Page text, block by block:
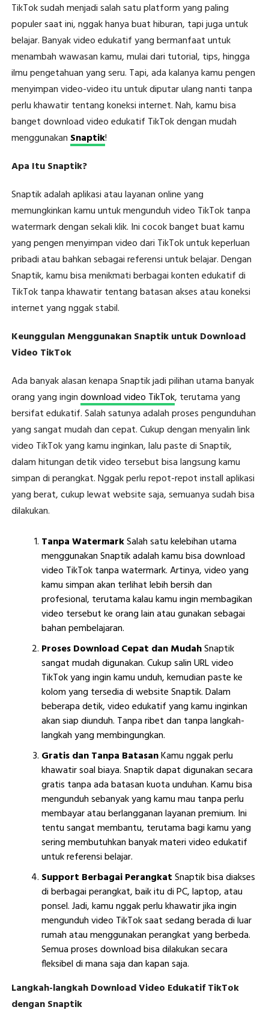
TikTok sudah menjadi salah satu platform yang paling
populer saat ini, nggak hanya buat hiburan, tapi juga untuk
belajar. Banyak video edukatif yang bermanfaat untuk
menambah wawasan kamu, mulai dari tutorial, tips, hingga
ilmu pengetahuan yang seru. Tapi, ada kalanya kamu pengen
menyimpan video-video itu untuk diputar ulang nanti tanpa
perlu khawatir tentang koneksi internet. Nah, kamu bisa
banget download video edukatif TikTok dengan mudah
menggunakan Snaptik!
Apa Itu Snaptik?
Snaptik adalah aplikasi atau layanan online yang
memungkinkan kamu untuk mengunduh video TikTok tanpa
watermark dengan sekali klik. Ini cocok banget buat kamu
yang pengen menyimpan video dari TikTok untuk keperluan
pribadi atau bahkan sebagai referensi untuk belajar. Dengan
Snaptik, kamu bisa menikmati berbagai konten edukatif di
TikTok tanpa khawatir tentang batasan akses atau koneksi
internet yang nggak stabil.
Keunggulan Menggunakan Snaptik untuk Download
Video TikTok
Ada banyak alasan kenapa Snaptik jadi pilihan utama banyak
orang yang ingindownload video TikTok, terutama yang
bersifat edukatif. Salah satunya adalah proses pengunduhan
yang sangat mudah dan cepat. Cukup dengan menyalin link
video TikTok yang kamu inginkan, lalu paste di Snaptik,
dalam hitungan detik video tersebut bisa langsung kamu
simpan di perangkat. Nggak perlu repot-repot install aplikasi
yang berat, cukup lewat website saja, semuanya sudah bisa
dilakukan.
Tanpa WatermarkSalah satu kelebihan utama
menggunakan Snaptik adalah kamu bisa download
video TikTok tanpa watermark. Artinya, video yang
kamu simpan akan terlihat lebih bersih dan
profesional, terutama kalau kamu ingin membagikan
video tersebut ke orang lain atau gunakan sebagai
bahan pembelajaran.
Proses Download Cepat dan MudahSnaptik
sangat mudah digunakan. Cukup salin URL video
TikTok yang ingin kamu unduh, kemudian paste ke
kolom yang tersedia di website Snaptik. Dalam
beberapa detik, video edukatif yang kamu inginkan
akan siap diunduh. Tanpa ribet dan tanpa langkah-
langkah yang membingungkan.
Gratis dan Tanpa BatasanKamu nggak perlu
khawatir soal biaya. Snaptik dapat digunakan secara
gratis tanpa ada batasan kuota unduhan. Kamu bisa
mengunduh sebanyak yang kamu mau tanpa perlu
membayar atau berlangganan layanan premium. Ini
tentu sangat membantu, terutama bagi kamu yang
sering membutuhkan banyak materi video edukatif
untuk referensi belajar.
Support Berbagai PerangkatSnaptik bisa diakses
di berbagai perangkat, baik itu di PC, laptop, atau
ponsel. Jadi, kamu nggak perlu khawatir jika ingin
mengunduh video TikTok saat sedang berada di luar
rumah atau menggunakan perangkat yang berbeda.
Semua proses download bisa dilakukan secara
fleksibel di mana saja dan kapan saja.
Langkah-langkah Download Video Edukatif TikTok
dengan Snaptik